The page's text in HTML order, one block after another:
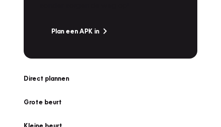
Plan een APK in
Direct plannen
Grote beurt